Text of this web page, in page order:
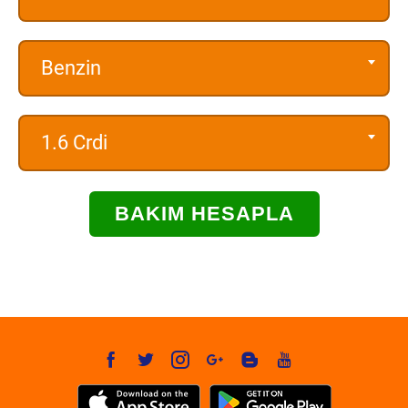
Benzin
1.6 Crdi
BAKIM HESAPLA